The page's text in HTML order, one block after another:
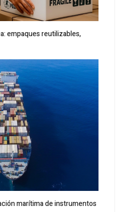
empaques reutilizables,
marítima de instrumentos